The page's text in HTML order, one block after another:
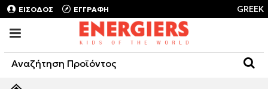
ΕΙΣΟΔΟΣ ΕΓΓΡΑΦΗ GREEK